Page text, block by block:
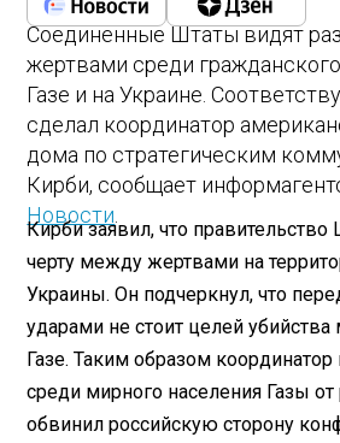
Соединенные Штаты видят
жертвами среди
Газе и на Украине.
сделал координатор
дома по стратегическим
Кирби, сообщает
Новости
Кирби заявил, что правительство
черту между жертвами на
Украины. Он подчеркнул, что
ударами не стоит целей
Газе. Таким образом
среди мирного населения Газы
обвинил российскую сторону